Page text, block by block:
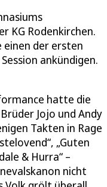
KG Rodenkirchen.
einen der ersten
ankündigen.
hatte die
Jojo und Andy
Takten in Rage
„Guten
& Hurra“ –
nicht